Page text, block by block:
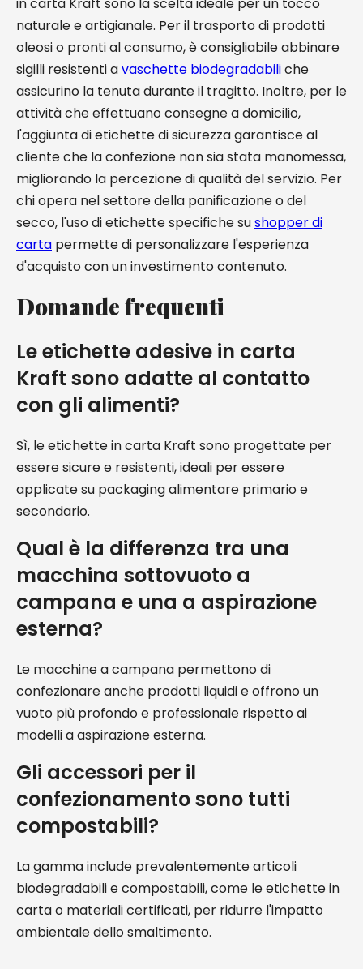
naturale e artigianale. Per il trasporto di prodotti
oleosi o pronti al consumo, è consigliabile abbinare
sigilli resistenti avaschette biodegradabiliche
assicurino la tenuta durante il tragitto. Inoltre, per le
attività che effettuano consegne a domicilio,
l'aggiunta di etichette di sicurezza garantisce al
cliente che la confezione non sia stata manomessa,
migliorando la percezione di qualità del servizio. Per
chi opera nel settore della panificazione o del
secco, l'uso di etichette specifiche sushopper di
carta permette di personalizzare l'esperienza
d'acquisto con un investimento contenuto.
Domande frequenti
Le etichette adesive in carta
Kraft sono adatte al contatto
con gli alimenti?
Sì, le etichette in carta Kraft sono progettate per
essere sicure e resistenti, ideali per essere
applicate su packaging alimentare primario e
secondario.
Qual è la differenza tra una
macchina sottovuoto a
campana e una a aspirazione
esterna?
Le macchine a campana permettono di
confezionare anche prodotti liquidi e offrono un
vuoto più profondo e professionale rispetto ai
modelli a aspirazione esterna.
Gli accessori per il
confezionamento sono tutti
compostabili?
La gamma include prevalentemente articoli
biodegradabili e compostabili, come le etichette in
carta o materiali certificati, per ridurre l'impatto
ambientale dello smaltimento.